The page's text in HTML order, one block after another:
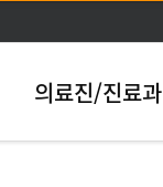
의료진/진료과